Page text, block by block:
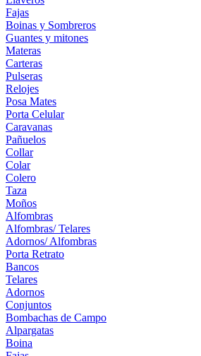
Fajas
Boinas y Sombreros
Guantes y mitones
Materas
Carteras
Pulseras
Relojes
Posa Mates
Porta Celular
Caravanas
Pañuelos
Collar
Colar
Colero
Taza
Moños
Alfombras
Alfombras/ Telares
Adornos/ Alfombras
Porta Retrato
Bancos
Telares
Adornos
Conjuntos
Bombachas de Campo
Alpargatas
Boina